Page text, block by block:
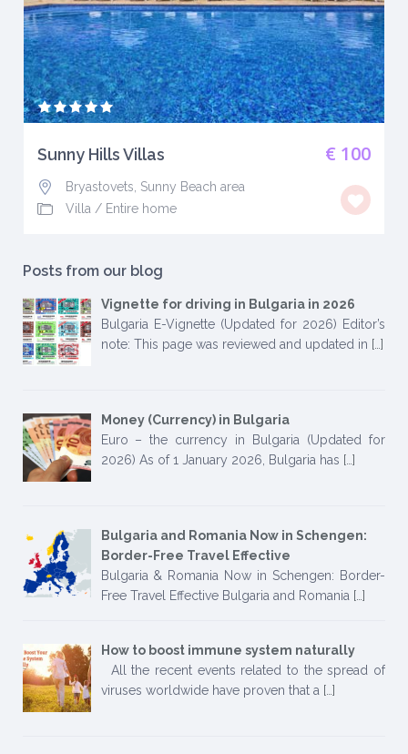
€ 100
Sunny Hills Villas
Bryastovets, Sunny Beach area
Villa / Entire home
Posts from our blog
Vignette for driving in Bulgaria in 2026
Bulgaria E-Vignette (Updated for 2026) Editor’s
note: This page was reviewed and updated in […]
Money (Currency) in Bulgaria
Euro – the currency in Bulgaria (Updated for
2026) As of 1 January 2026, Bulgaria has […]
Bulgaria and Romania Now in Schengen:
Border-Free Travel Effective
Bulgaria & Romania Now in Schengen: Border-
Free Travel Effective Bulgaria and Romania […]
How to boost immune system naturally
All the recent events related to the spread of
viruses worldwide have proven that a […]